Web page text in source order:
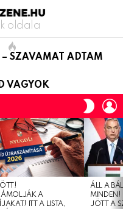
oldala
– SZAVAMAT ADTAM
VAGYOK
SKIN
A
ITT A LISTA,
ÁLL A
MINDEN!
JÖTT A